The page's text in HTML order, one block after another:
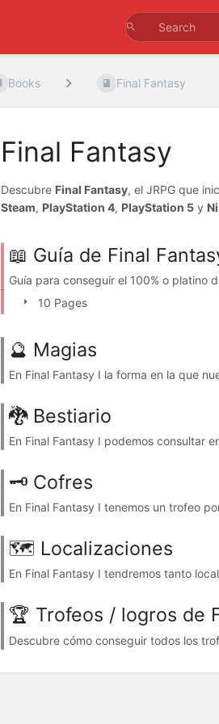
Books Final Fantasy
Final Fantasy
Descubre Final Fantasy, el JRPG que
Steam, PlayStation 4, PlayStation 5y
📖 Guía de Final
Guía para conseguir el 100% o platino
10 Pages
🔮 Magias
En Final Fantasy I la forma en la que
🐉 Bestiario
En Final Fantasy I podemos consultar
🗝️ Cofres
En Final Fantasy I tenemos un trofeo
🗺️ Localizaciones
En Final Fantasy I tendremos tanto
🏆 Trofeos / logros de
Descubre cómo conseguir todos los